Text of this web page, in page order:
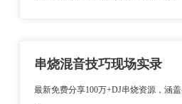
串烧混音技巧现场实录
最新免费分享100万+DJ串烧资源，涵